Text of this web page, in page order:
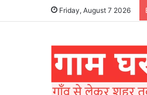
Friday, August 7 2026